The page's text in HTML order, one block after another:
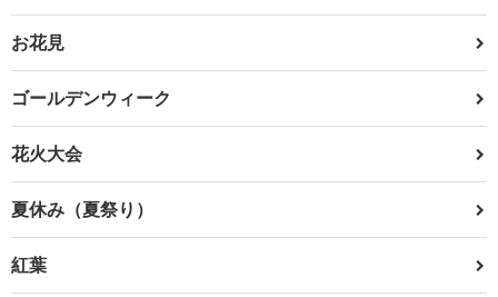
お花見
ゴールデンウィーク
花火大会
夏休み（夏祭り）
紅葉